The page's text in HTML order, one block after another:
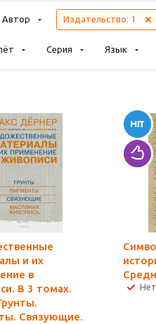
Автор Издательство: 1
Серия Язык
и их
в
В 3 томах.
Связующие.